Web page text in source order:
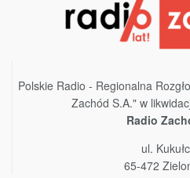
Polskie Radio - Regionalna
Zachód S.A." w
Radio
ul.
65-472